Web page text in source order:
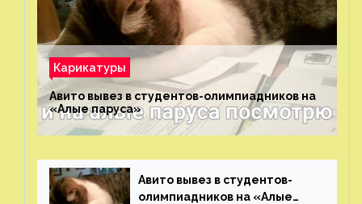
Карикатуры
Авито вывез в студентов-олимпиадников на
«Алые паруса»⁠⁠
Авито вывез в студентов-
олимпиадников на «Алые